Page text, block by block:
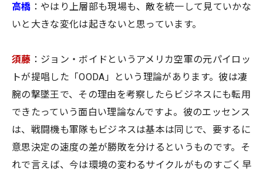
高橋 ：やはり上層部も現場も、敵を統一して見ていかな
いと大きな変化は起きないと思っています。
須藤 ：ジョン・ボイドというアメリカ空軍の元パイロッ
トが提唱した「OODA」という理論があります。彼は凄
腕の撃墜王で、その理由を考察したらビジネスにも転用
できたっていう面白い理論なんですよ。彼のエッセンス
は、戦闘機も軍隊もビジネスは基本は同じで、要するに
意思決定の速度の差が勝敗を分けるというものです。そ
れで言えば、今は環境の変わるサイクルがものすごく早